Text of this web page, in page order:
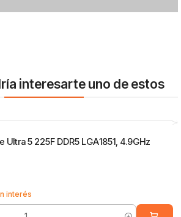
interesarte uno de estos
5 225F DDR5 LGA1851, 4.9GHz
interés